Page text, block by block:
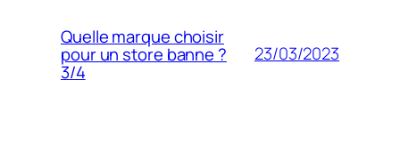
Quelle marque choisir
pour un store banne ?
3/4
23/03/2023